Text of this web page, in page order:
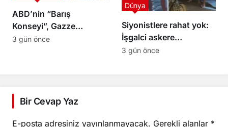
ABD’nin “Barış
Konseyi”, Gazze
Şeridi’nin güneyinde ilk
3 gün önce
Siyonistlere rahat yok:
İşgalci askere
Filipinler’de saldırı
Dünya
3 gün önce
Bir Cevap Yaz
E-posta adresiniz yayınlanmayacak. Gerekli alanlar *